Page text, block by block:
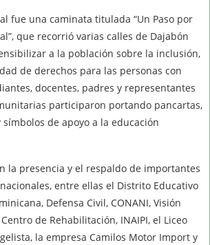
fue una caminata titulada “Un Paso por
que recorrió varias calles de Dajabón
a la población sobre la inclusión,
de derechos para las personas con
docentes, padres y representantes
participaron portando pancartas,
de apoyo a la educación
la presencia y el respaldo de importantes
entre ellas el Distrito Educativo
Defensa Civil, CONANI, Visión
Centro de Rehabilitación, INAIPI, el Liceo
la empresa Camilos Motor Import y